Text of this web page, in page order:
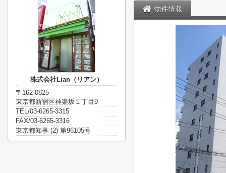
物件情報
株式会社Lian（リアン）
〒162-0825
東京都新宿区神楽坂１丁目9
TEL/03-6265-3315
FAX/03-6265-3316
東京都知事 (2) 第96105号